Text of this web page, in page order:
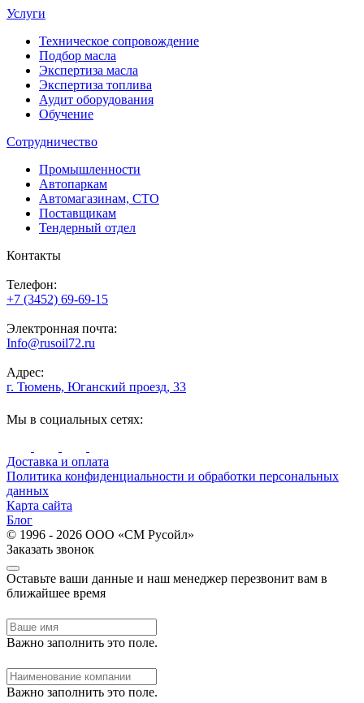
Услуги
Техническое сопровождение
Подбор масла
Экспертиза масла
Экспертиза топлива
Аудит оборудования
Обучение
Сотрудничество
Промышленности
Автопаркам
Автомагазинам, СТО
Поставщикам
Тендерный отдел
Контакты
Телефон:
+7 (3452) 69-69-15
Электронная почта:
Info@rusoil72.ru
Адрес:
г. Тюмень, Юганский проезд, 33
Мы в социальных сетях:
Доставка и оплата
Политика конфиденциальности и обработки персональных
данных
Карта сайта
Блог
© 1996 - 2026 ООО «СМ Русойл»
Заказать звонок
Оставьте ваши данные и наш менеджер перезвонит вам в
ближайшее время
Важно заполнить это поле.
Важно заполнить это поле.